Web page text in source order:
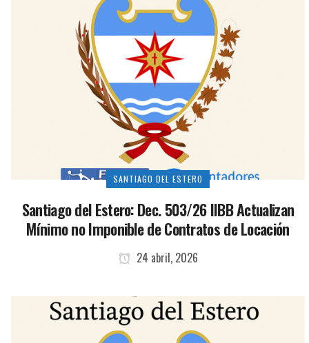
SANTIAGO DEL ESTERO
Santiago del Estero: Dec. 503/26 IIBB Actualizan
Mínimo no Imponible de Contratos de Locación
24 abril, 2026